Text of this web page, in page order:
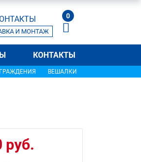
И МОНТАЖ
0
КОНТАКТЫ
ВЕШАЛКИ
руб.